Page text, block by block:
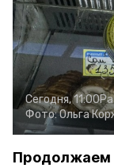
Сегодня, 11:00
Фото:Ольга
Продолжаем